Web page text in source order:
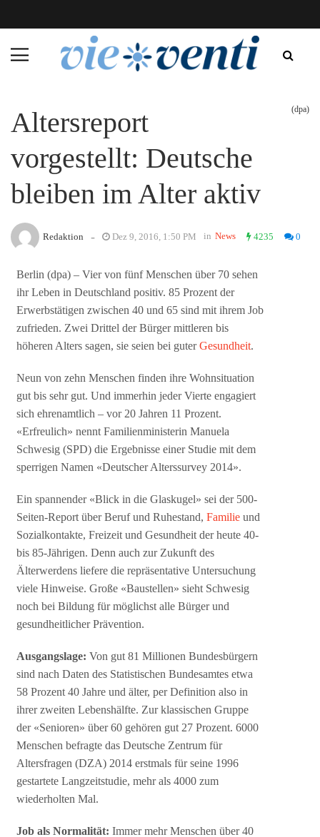
Altersreport
vorgestellt: Deutsche
bleiben im Alter aktiv
(dpa)
Redaktion - Dez 9, 2016, 1:50 PM in News 4235 0
Berlin (dpa) – Vier von fünf Menschen über 70 sehen
ihr Leben in Deutschland positiv. 85 Prozent der
Erwerbstätigen zwischen 40 und 65 sind mit ihrem Job
zufrieden. Zwei Drittel der Bürger mittleren bis
höheren Alters sagen, sie seien bei guterGesundheit.
Neun von zehn Menschen finden ihre Wohnsituation
gut bis sehr gut. Und immerhin jeder Vierte engagiert
sich ehrenamtlich – vor 20 Jahren 11 Prozent.
«Erfreulich» nennt Familienministerin Manuela
Schwesig (SPD) die Ergebnisse einer Studie mit dem
sperrigen Namen «Deutscher Alterssurvey 2014».
Ein spannender «Blick in die Glaskugel» sei der 500-
Seiten-Report über Beruf und Ruhestand,Familie und
Sozialkontakte, Freizeit und Gesundheit der heute 40-
bis 85-Jährigen. Denn auch zur Zukunft des
Älterwerdens liefere die repräsentative Untersuchung
viele Hinweise. Große «Baustellen» sieht Schwesig
noch bei Bildung für möglichst alle Bürger und
gesundheitlicher Prävention.
Ausgangslage: Von gut 81 Millionen Bundesbürgern
sind nach Daten des Statistischen Bundesamtes etwa
58 Prozent 40 Jahre und älter, per Definition also in
ihrer zweiten Lebenshälfte. Zur klassischen Gruppe
der «Senioren» über 60 gehören gut 27 Prozent. 6000
Menschen befragte das Deutsche Zentrum für
Altersfragen (DZA) 2014 erstmals für seine 1996
gestartete Langzeitstudie, mehr als 4000 zum
wiederholten Mal.
Job als Normalität: Immer mehr Menschen über 40